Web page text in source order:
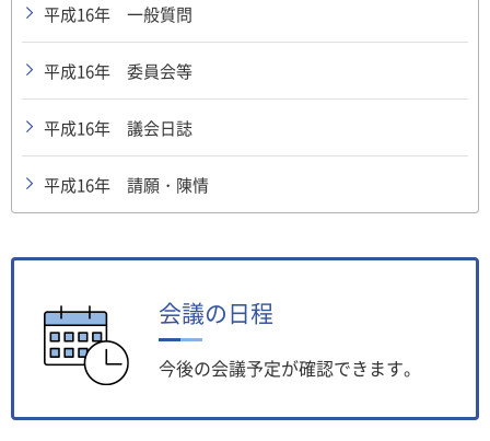
平成16年 一般質問
平成16年 委員会等
平成16年 議会日誌
平成16年 請願・陳情
会議の日程
今後の会議予定が確認できます。